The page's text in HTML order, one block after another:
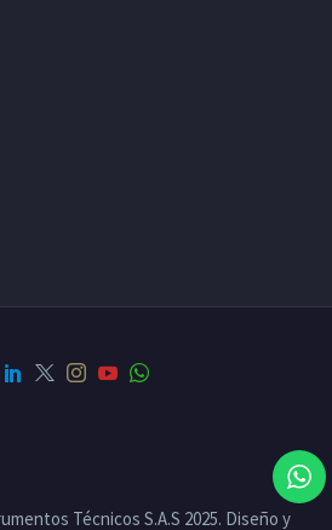
Técnicos S.A.S 2025. Diseño y